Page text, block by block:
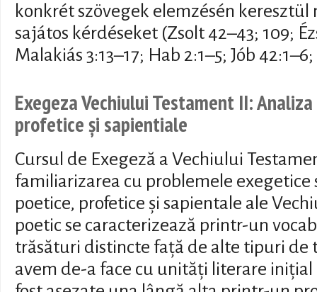
konkrét szövegek elemzésén
sajátos kérdéseket (Zsolt 42–43; 109;
Malakiás 3:13–17; Hab 2:1–5; Jób
Exegeza Vechiului Testament II:
profetice și sapientiale
Cursul de Exegeză a Vechiului
familiarizarea cu problemele
poetice, profetice și sapientale ale
poetic se caracterizează printr-un
trăsături distincte față de alte tipuri de
avem de-a face cu unități literare